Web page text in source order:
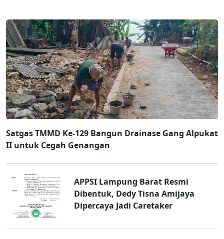
Satgas TMMD Ke-129 Bangun Drainase Gang Alpukat
II untuk Cegah Genangan
APPSI Lampung Barat Resmi
Dibentuk, Dedy Tisna Amijaya
Dipercaya Jadi Caretaker